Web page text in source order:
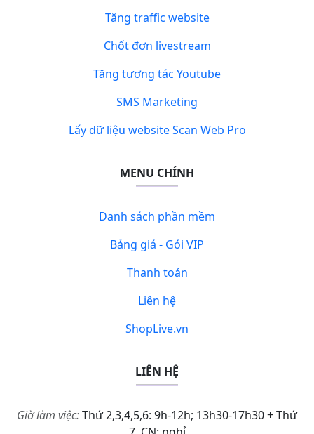
Tăng traffic website
Chốt đơn livestream
Tăng tương tác Youtube
SMS Marketing
Lấy dữ liệu website Scan Web Pro
MENU CHÍNH
Danh sách phần mềm
Bảng giá - Gói VIP
Thanh toán
Liên hệ
ShopLive.vn
LIÊN HỆ
Giờ làm việc:Thứ 2,3,4,5,6: 9h-12h; 13h30-17h30 + Thứ